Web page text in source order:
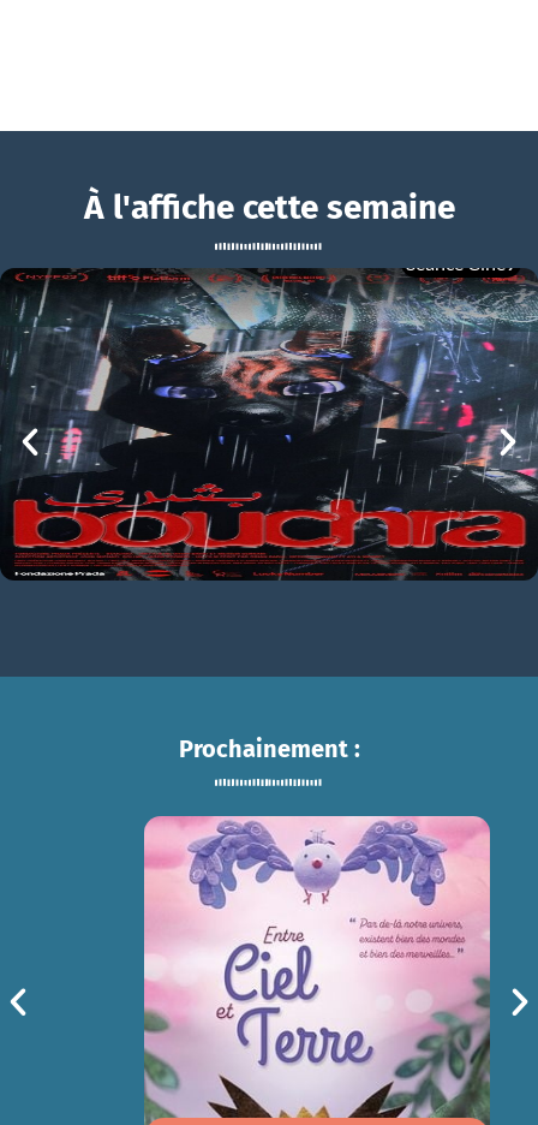
Le Royaume des abysses
Le Royaume des abysses Bande-annonce VF
À l'affiche cette semaine
BOUCHRA
mer 05/08
21h00
Prochainement :
ENTRE CIEL ET TERRE
sam 15/08
14h30